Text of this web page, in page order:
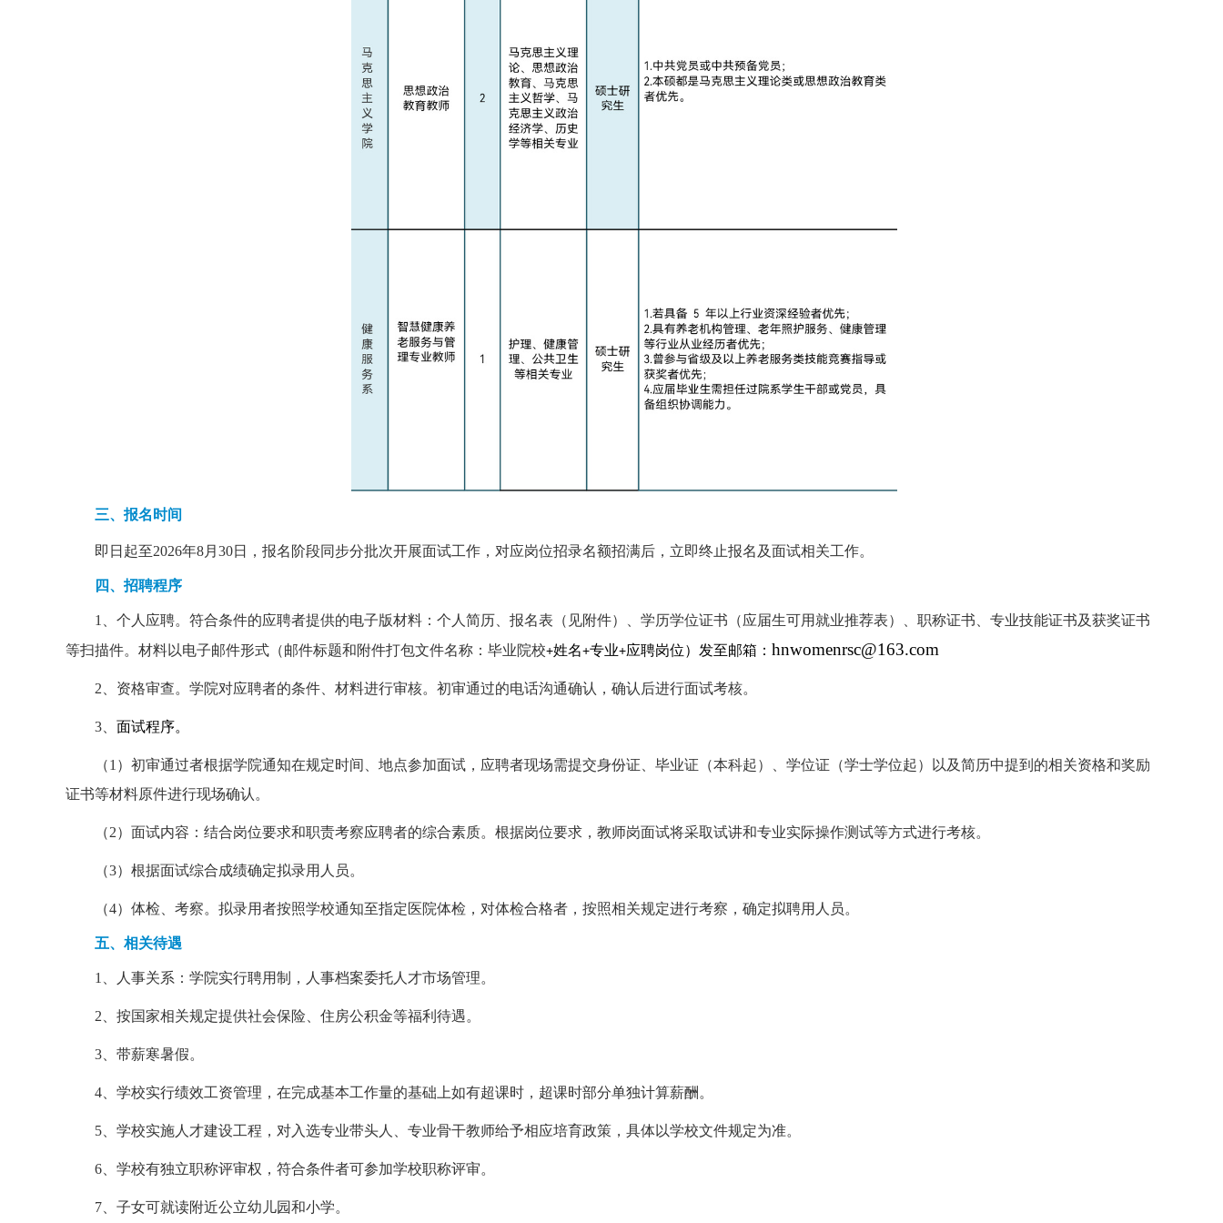
三、报名时间
即日起至2026年8月30日，报名阶段同步分批次开展面试工作，对应岗位招录名额招满后，立即终止报名及面试相关工作。
四、 招聘程序
1、个人应聘。符合条件的应聘者提供的电子版材料：个人简历、报名表（见附件）、学历学位证书（应届生可用就业推荐表）、职称证书、专业技能证书及获奖证书
等扫描件。材料以电子邮件形式（邮件标题和附件打包文件名称：毕业院校+姓名+专业+应聘岗位）发至邮箱： hnwomenrsc@163.com
2、资格审查。学院对应聘者的条件、材料进行审核。初审通过的电话沟通确认，确认后进行面试考核。
3、 面试程序。
（1）初审通过者根据学院通知在规定时间、地点参加面试，应聘者现场需提交身份证、毕业证（本科起）、学位证（学士学位起）以及简历中提到的相关资格和奖励
证书等材料原件进行现场确认。
（2）面试内容：结合岗位要求和职责考察应聘者的综合素质。根据岗位要求，教师岗面试将采取试讲和专业实际操作测试等方式进行考核。
（3）根据面试综合成绩确定拟录用人员。
（4）体检、考察。拟录用者按照学校通知至指定医院体检，对体检合格者，按照相关规定进行考察，确定拟聘用人员。
五、 相关待遇
1、人事关系：学院实行聘用制，人事档案委托人才市场管理。
2、按国家相关规定提供社会保险、住房公积金等福利待遇。
3、带薪寒暑假。
4、学校实行绩效工资管理，在完成基本工作量的基础上如有超课时，超课时部分单独计算薪酬。
5、学校实施人才建设工程，对入选专业带头人、专业骨干教师给予相应培育政策，具体以学校文件规定为准。
6、学校有独立职称评审权，符合条件者可参加学校职称评审。
7、子女可就读附近公立幼儿园和小学。